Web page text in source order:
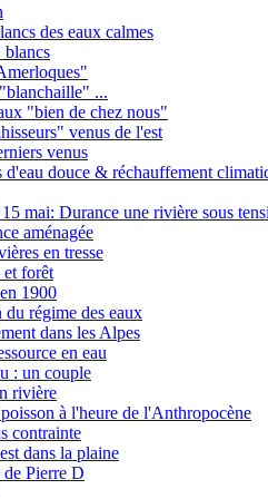
des eaux calmes
...
"bien de chez nous"
venus de l'est
venus
d'eau douce & réchauffement
mai: Durance une rivière sous
aménagée
en tresse
et forêt
1900
régime des eaux
dans les Alpes
en eau
: un couple
rivière
à l'heure de l'Anthropocène
contrainte
dans la plaine
Pierre D